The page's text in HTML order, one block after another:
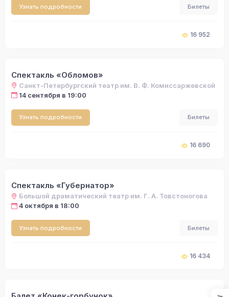
Узнать подробности Билеты
16 952
Спектакль «Обломов»
Санкт-Петербургский театр им. В. Ф. Комиссаржевской
14 сентября в 19:00
Узнать подробности Билеты
16 690
Спектакль «Губернатор»
Большой драматический театр им. Г. А. Товстоногова
4 октября в 18:00
Узнать подробности Билеты
16 434